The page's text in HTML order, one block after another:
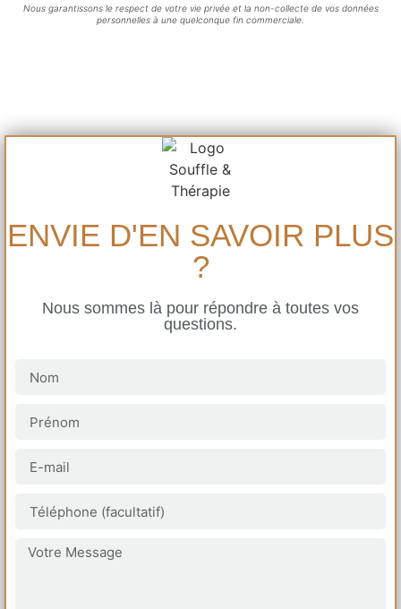
Nous garantissons le respect de votre vie privée et la non-collecte de vos données
personnelles à une quelconque fin commerciale.
ENVIE D'EN SAVOIR PLUS
?
Nous sommes là pour répondre à toutes vos
questions.